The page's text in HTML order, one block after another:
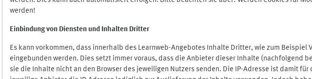
werden!
Einbindung von Diensten und Inhalten Dritter
Es kann vorkommen, dass innerhalb des Learnweb-Angebotes Inhalte Dritter, wie zum Beispiel
eingebunden werden. Dies setzt immer voraus, dass die Anbieter dieser Inhalte (nachfolgend
sie die Inhalte nicht an den Browser des jeweiligen Nutzers senden. Die IP-Adresse ist damit